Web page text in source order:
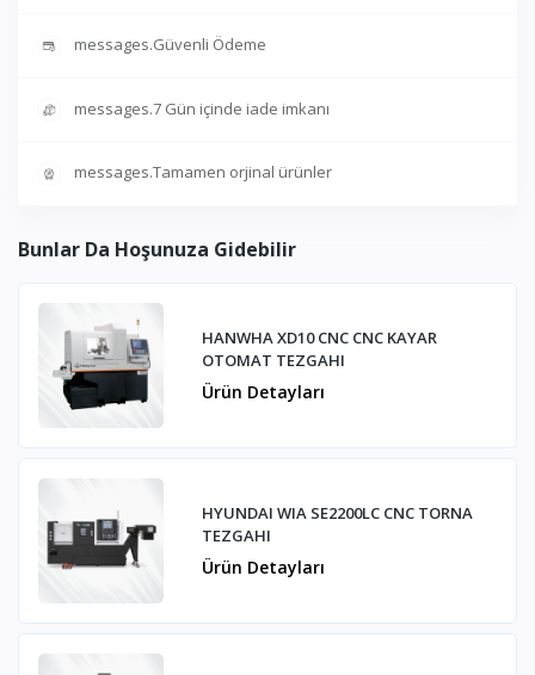
messages.Güvenli Ödeme
messages.7 Gün içinde iade imkanı
messages.Tamamen orjinal ürünler
Bunlar Da Hoşunuza Gidebilir
HANWHA XD10 CNC CNC KAYAR
OTOMAT TEZGAHI
Ürün Detayları
HYUNDAI WIA SE2200LC CNC TORNA
TEZGAHI
Ürün Detayları